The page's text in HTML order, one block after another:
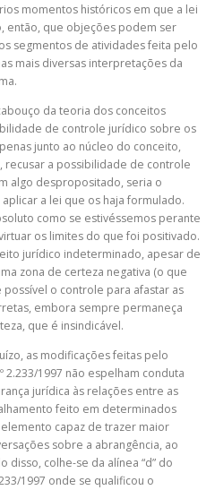
momentos históricos em que a lei
então, que objeções podem ser
segmentos de atividades feita pelo
mais diversas interpretações da
da teoria dos conceitos
de controle jurídico sobre os
junto ao núcleo do conceito,
recusar a possibilidade de controle
algo despropositado, seria o
a lei que os haja formulado.
como se estivéssemos perante
os limites do que foi positivado.
jurídico indeterminado, apesar de
zona de certeza negativa (o que
o controle para afastar as
embora sempre permaneça
que é insindicável.
as modificações feitas pelo
2.233/1997 não espelham conduta
jurídica às relações entre as
feito em determinados
capaz de trazer maior
sobre a abrangência, ao
disso, colhe-se da alínea “d” do
1997 onde se qualificou o